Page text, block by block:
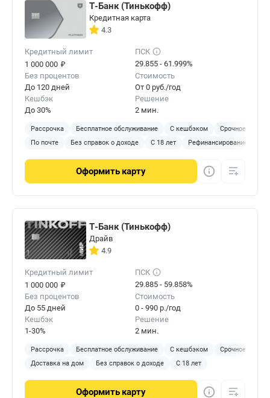
Т-Банк (Тинькофф)
Кредитная карта
4.3
Кредитный лимит
1 000 000 ₽
ПСК
29.855 - 61.999%
Без процентов
До 120 дней
Стоимость
От 0 руб./год
Кешбэк
До 30%
Решение
2 мин.
Рассрочка Бесплатное обслуживание С кешбэком
Срочное
По почте
Без справок о доходе С 18 лет Рефинансирование
Оформить карту
Т-Банк (Тинькофф)
Драйв
4.9
Кредитный лимит
1 000 000 ₽
ПСК
29.885 - 59.858%
Без процентов
До 55 дней
Стоимость
0 - 990 р./год
Кешбэк
1-30%
Решение
2 мин.
Рассрочка Бесплатное обслуживание С кешбэком
Срочное
Доставка на дом
Без справок о доходе С 18 лет
Оформить карту